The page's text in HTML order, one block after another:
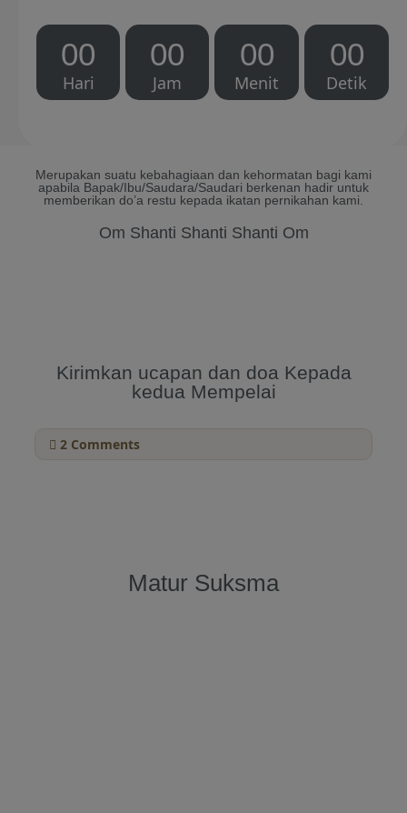
00
Hari
00
Jam
00
Menit
00
Detik
Merupakan suatu kebahagiaan dan kehormatan bagi kami
apabila Bapak/Ibu/Saudara/Saudari berkenan hadir untuk
memberikan do’a restu kepada ikatan pernikahan kami.
Om Shanti Shanti Shanti Om
Kirimkan ucapan dan doa Kepada
kedua Mempelai
2 Comments
Matur Suksma